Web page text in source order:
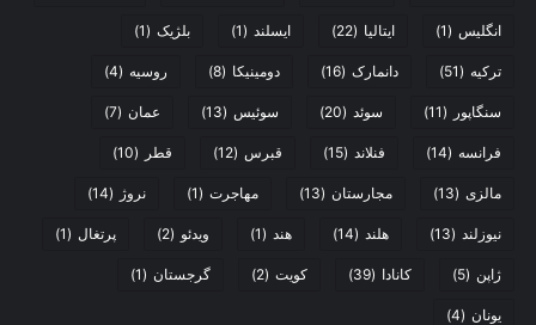
انگلیس (1) ایتالیا (22) ایسلند (1) بلژیک (1)
ترکیه (51) دانمارک (16) دومینیکا (8) روسیه (4)
سنگاپور (11) سوئد (20) سوئیس (13) عمان (7)
فرانسه (14) فنلاند (15) قبرس (12) قطر (10)
مالزی (13) مجارستان (13) مهاجرت (1) نروژ (14)
نیوزلند (13) هلند (14) هند (1) ویدئو (2) پرتغال (1)
ژاپن (5) کانادا (39) کویت (2) گرجستان (1)
یونان (4)